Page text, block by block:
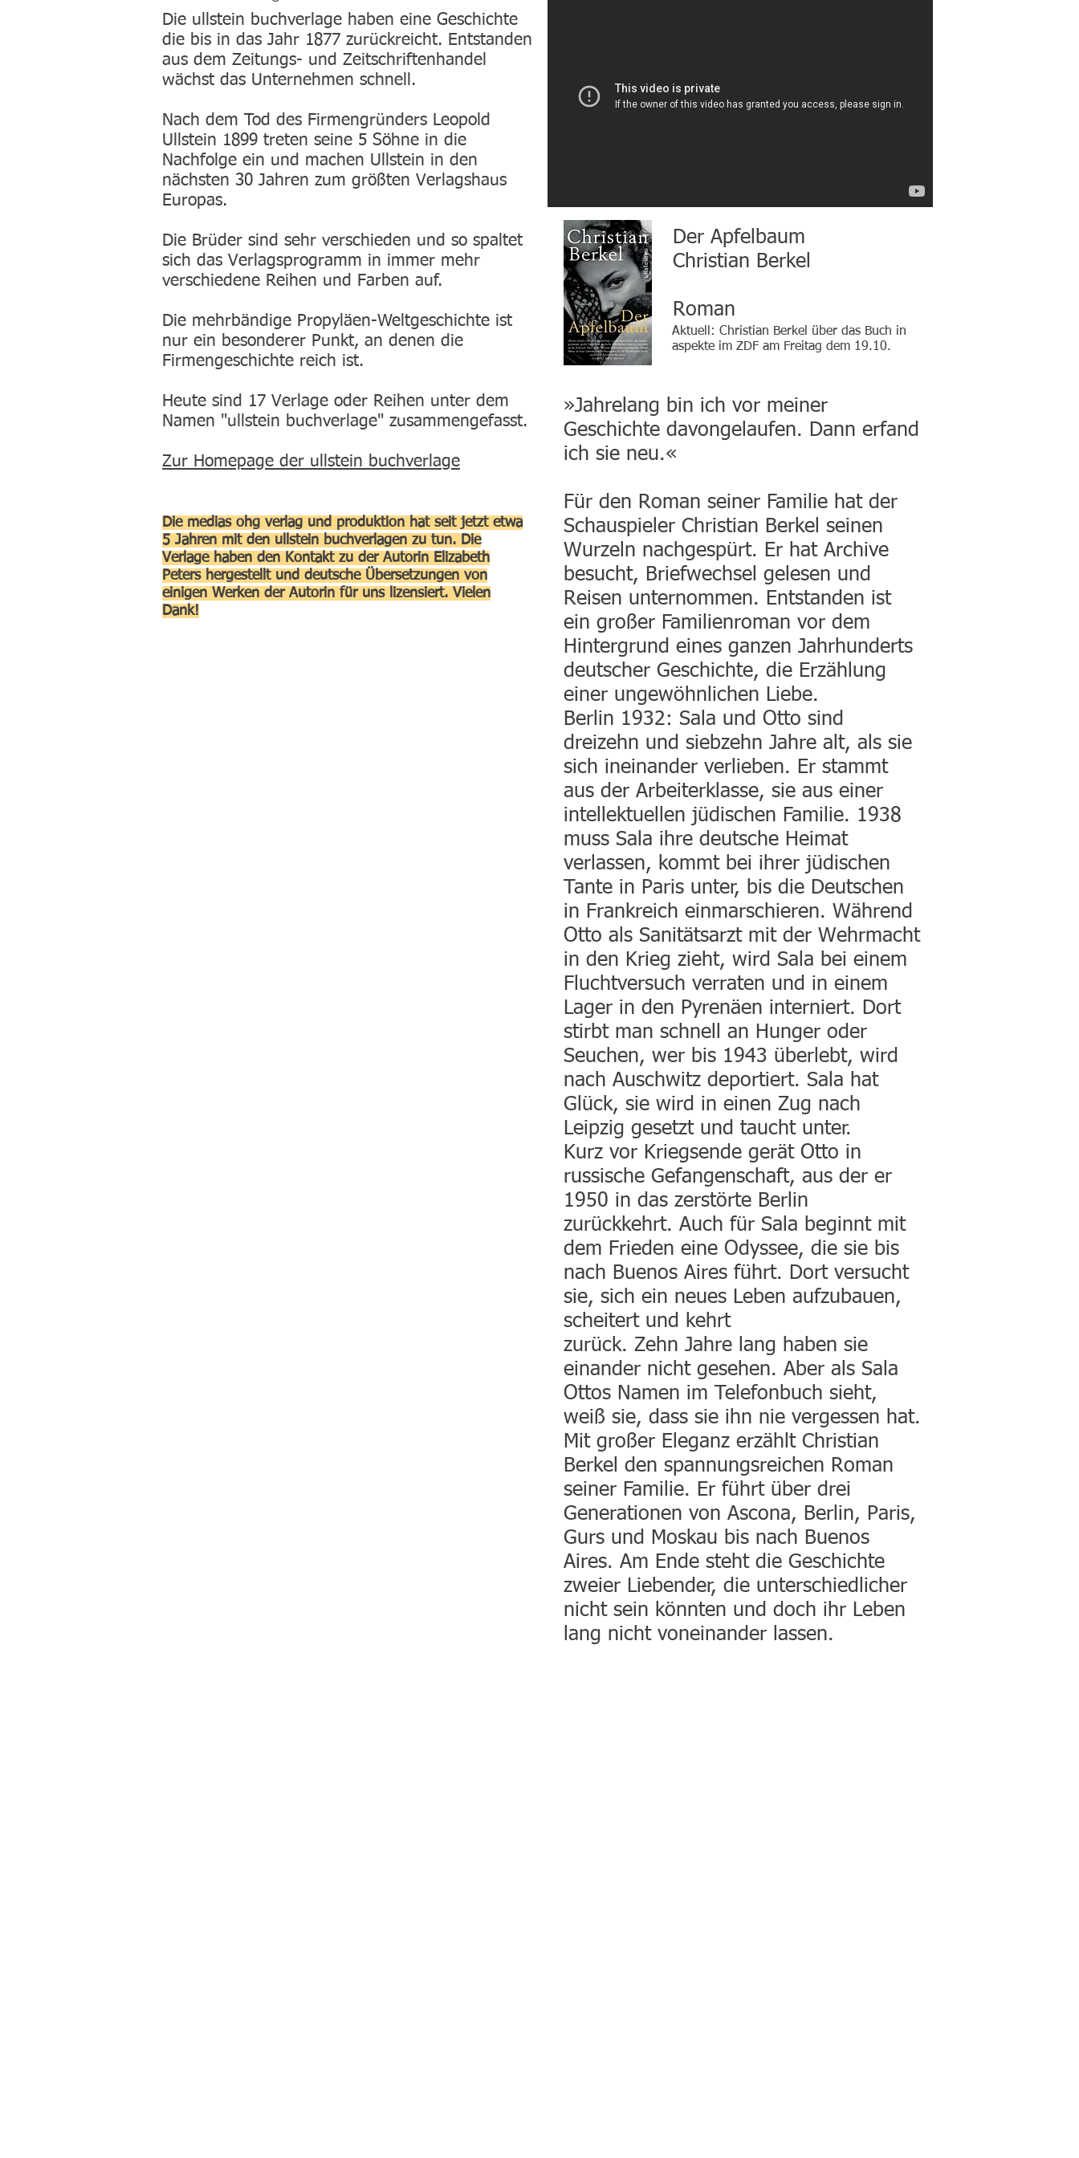
Die ullstein buchverlage haben eine Geschichte
die bis in das Jahr 1877 zurückreicht. Entstanden
aus dem Zeitungs- und Zeitschriftenhandel
wächst das Unternehmen schnell.
Nach dem Tod des Firmengründers Leopold
Ullstein 1899 treten seine 5 Söhne in die
Nachfolge ein und machen Ullstein in den
nächsten 30 Jahren zum größten Verlagshaus
Europas.
Die Brüder sind sehr verschieden und so spaltet
sich das Verlagsprogramm in immer mehr
verschiedene Reihen und Farben auf.
Die mehrbändige Propyläen-Weltgeschichte ist
nur ein besonderer Punkt, an denen die
Firmengeschichte reich ist.
Heute sind 17 Verlage oder Reihen unter dem
Namen "ullstein buchverlage" zusammengefasst.​
Zur Homepage der ullstein buchverlage
Die medias ohg verlag und produktion hat seit jetzt etwa
5 Jahren mit den ullstein buchverlagen zu tun. Die
Verlage haben den Kontakt zu der Autorin Elizabeth
Peters hergestellt und deutsche Übersetzungen von
einigen Werken der Autorin für uns lizensiert. Vielen
Dank!
Der Apfelbaum
Christian Berkel
Roman
»Jahrelang bin ich vor meiner
Geschichte davongelaufen. Dann erfand
ich sie neu.«
Für den Roman seiner Familie hat der
Schauspieler Christian Berkel seinen
Wurzeln nachgespürt. Er hat Archive
besucht, Briefwechsel gelesen und
Reisen unternommen. Entstanden ist
ein großer Familienroman vor dem
Hintergrund eines ganzen Jahrhunderts
deutscher Geschichte, die Erzählung
einer ungewöhnlichen Liebe.
Berlin 1932: Sala und Otto sind
dreizehn und siebzehn Jahre alt, als sie
sich ineinander verlieben. Er stammt
aus der Arbeiterklasse, sie aus einer
intellektuellen jüdischen Familie. 1938
muss Sala ihre deutsche Heimat
verlassen, kommt bei ihrer jüdischen
Tante in Paris unter, bis die Deutschen
in Frankreich einmarschieren. Während
Otto als Sanitätsarzt mit der Wehrmacht
in den Krieg zieht, wird Sala bei einem
Fluchtversuch verraten und in einem
Lager in den Pyrenäen interniert. Dort
stirbt man schnell an Hunger oder
Seuchen, wer bis 1943 überlebt, wird
nach Auschwitz deportiert. Sala hat
Glück, sie wird in einen Zug nach
Leipzig gesetzt und taucht unter.
Kurz vor Kriegsende gerät Otto in
russische Gefangenschaft, aus der er
1950 in das zerstörte Berlin
zurückkehrt. Auch für Sala beginnt mit
dem Frieden eine Odyssee, die sie bis
nach Buenos Aires führt. Dort versucht
sie, sich ein neues Leben aufzubauen,
scheitert und kehrt
zurück. Zehn Jahre lang haben sie
einander nicht gesehen. Aber als Sala
Ottos Namen im Telefonbuch sieht,
weiß sie, dass sie ihn nie vergessen hat.
Mit großer Eleganz erzählt Christian
Berkel den spannungsreichen Roman
seiner Familie. Er führt über drei
Generationen von Ascona, Berlin, Paris,
Gurs und Moskau bis nach Buenos
Aires. Am Ende steht die Geschichte
zweier Liebender, die unterschiedlicher
nicht sein könnten und doch ihr Leben
lang nicht voneinander lassen.
Aktuell: Christian Berkel über das Buch in
aspekte im ZDF am Freitag dem 19.10.